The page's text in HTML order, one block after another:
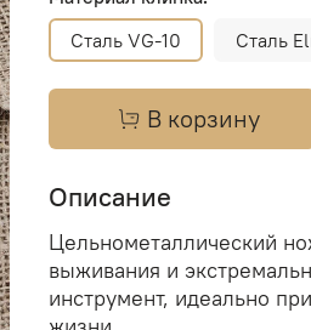
Сталь VG-10
Сталь
В корзину
Описание
Цельнометаллический
выживания и
инструмент, идеально